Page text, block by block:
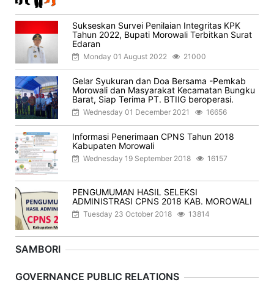
Sukseskan Survei Penilaian Integritas KPK
Tahun 2022, Bupati Morowali Terbitkan Surat
Edaran
Monday 01 August 2022 21000
Gelar Syukuran dan Doa Bersama -Pemkab
Morowali dan Masyarakat Kecamatan Bungku
Barat, Siap Terima PT. BTIIG beroperasi.
Wednesday 01 December 2021 16656
Informasi Penerimaan CPNS Tahun 2018
Kabupaten Morowali
Wednesday 19 September 2018 16157
PENGUMUMAN HASIL SELEKSI
ADMINISTRASI CPNS 2018 KAB. MOROWALI
Tuesday 23 October 2018 13814
SAMBORI
Previous
GOVERNANCE PUBLIC RELATIONS